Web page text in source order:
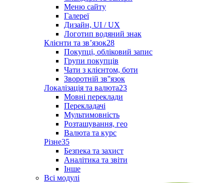
Меню сайту
Галереї
Дизайн, UI / UX
Логотип водяний знак
Клієнти та звʼязок28
Покупці, обліковий запис
Групи покупців
Чати з клієнтом, боти
Зворотній зв''язок
Локалізація та валюта23
Мовні переклади
Перекладачі
Мультимовність
Розташування, гео
Валюта та курс
Різне35
Безпека та захист
Аналітика та звіти
Інше
Всі модулі